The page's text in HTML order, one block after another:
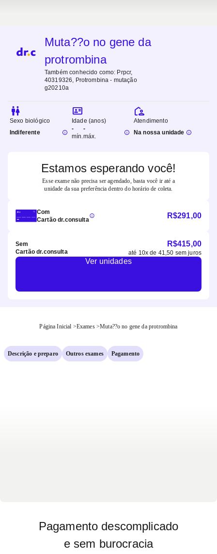
Muta??o no gene da
protrombina
Também conhecido como: Prpcr,
40319326, Protrombina - mutação
g20210a
Sexo biológico
Indiferente
Idade (anos)
-
mín.
-
máx.
Atendimento
Na nossa unidade
Estamos esperando você!
Esse exame não precisa ser agendado, basta você ir até a
unidade da sua preferência dentro do horário de coleta.
Com
Cartão dr.consulta
R$291,00
Sem
Cartão dr.consulta
R$415,00
até 10x de 41,50 sem juros
Ver unidades
Página Inicial >Exames >Muta??o no gene da protrombina
Descrição e preparo Outros exames Pagamento
Pagamento descomplicado
e sem burocracia